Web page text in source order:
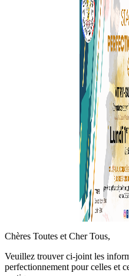
Chères Toutes et Cher Tous,
Veuillez trouver ci-joint les
perfectionnement pour celles et